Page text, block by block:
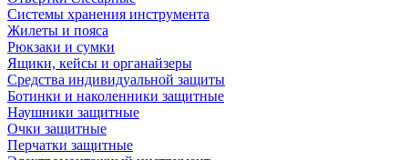
Системы хранения инструмента
Жилеты и пояса
Рюкзаки и сумки
Ящики, кейсы и органайзеры
Средства индивидуальной защиты
Ботинки и наколенники защитные
Наушники защитные
Очки защитные
Перчатки защитные